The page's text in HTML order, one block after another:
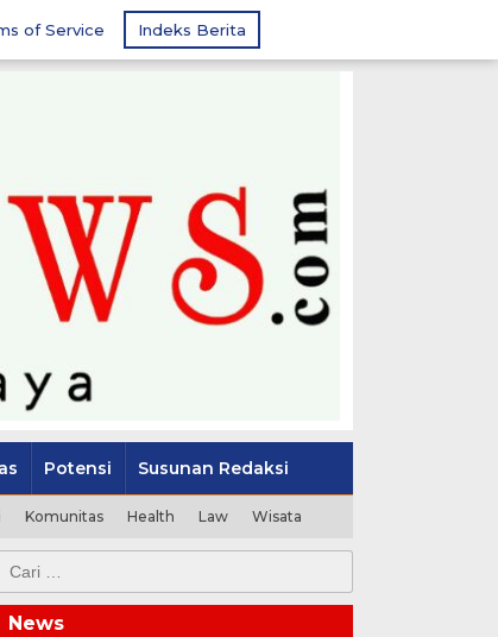
of Service Indeks Berita
Potensi Susunan Redaksi
Komunitas Health Law Wisata
untuk:
News